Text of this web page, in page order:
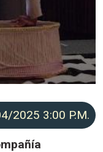
2025 3:00 P.M.